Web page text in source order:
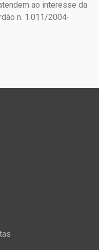
ao interesse da
n. 1.011/2004-